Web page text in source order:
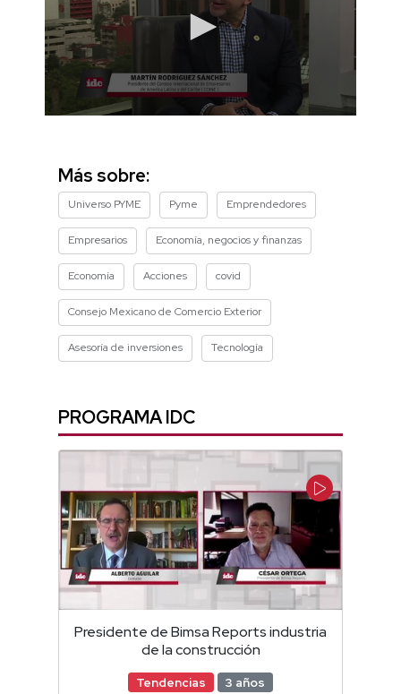
minutes,
57
seconds
Más sobre:
Universo PYME Pyme Emprendedores
Empresarios Economía, negocios y finanzas
Economía Acciones covid
Consejo Mexicano de Comercio Exterior
Asesoría de inversiones Tecnología
PROGRAMA IDC
Presidente de Bimsa Reports industria
de la construcción
Tendencias 3 años